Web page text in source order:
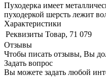
Пуходерка имеет
пуходеркой шерсть лежит
Характеристики
Реквизиты Товар, 71 079
Отзывы
Чтобы писать отзывы, Вы
Задать вопрос
Вы можете задать любой